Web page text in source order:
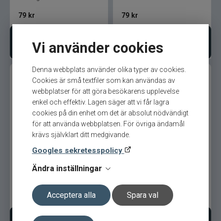
Vi använder cookies
Denna webbplats använder olika typer av cookies.
Cookies är små textfiler som kan användas av
webbplatser för att göra besökarens upplevelse
enkel och effektiv. Lagen säger att vi får lagra
cookies på din enhet om det är absolut nödvändigt
för att använda webbplatsen. För övriga ändamål
krävs självklart ditt medgivande.
Googles sekretesspolicy
Ändra inställningar
Acceptera alla Spara val
CWC
Darts
Dometic
Drennan
Eastfields Lures
Eiger
FKP-GEAR
79 kr
Lägg i varukorgen
79 kr
Lägg i varukorgen
FKP-Gear VibLure 60mm
12,5g
kr
FKP-Gear VibLure 60mm
12,5g
79 kr